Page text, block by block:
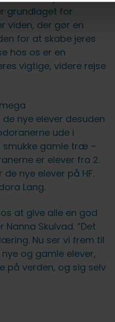
grundlaget for
viden, der gør en
for at skabe jeres
hos os er en
vigtige, videre rejse
nye elever desuden
ude i
smukke gamle træ –
er elever fra 2.
nye elever på HF.
Lang.
at give alle en god
Skulvad. ”Det
Nu ser vi frem til
og gamle elever,
på verden, og sig selv